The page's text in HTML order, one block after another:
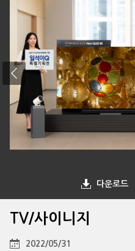
다운로드
TV/사이니지
2022/05/31